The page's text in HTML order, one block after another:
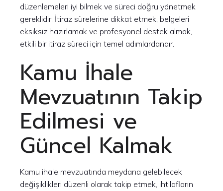
düzenlemeleri iyi bilmek ve süreci doğru yönetmek
gereklidir. İtiraz sürelerine dikkat etmek, belgeleri
eksiksiz hazırlamak ve profesyonel destek almak,
etkili bir itiraz süreci için temel adımlardandır.
Kamu İhale
Mevzuatının Takip
Edilmesi ve
Güncel Kalmak
Kamu ihale mevzuatında meydana gelebilecek
değişiklikleri düzenli olarak takip etmek, ihtilafların